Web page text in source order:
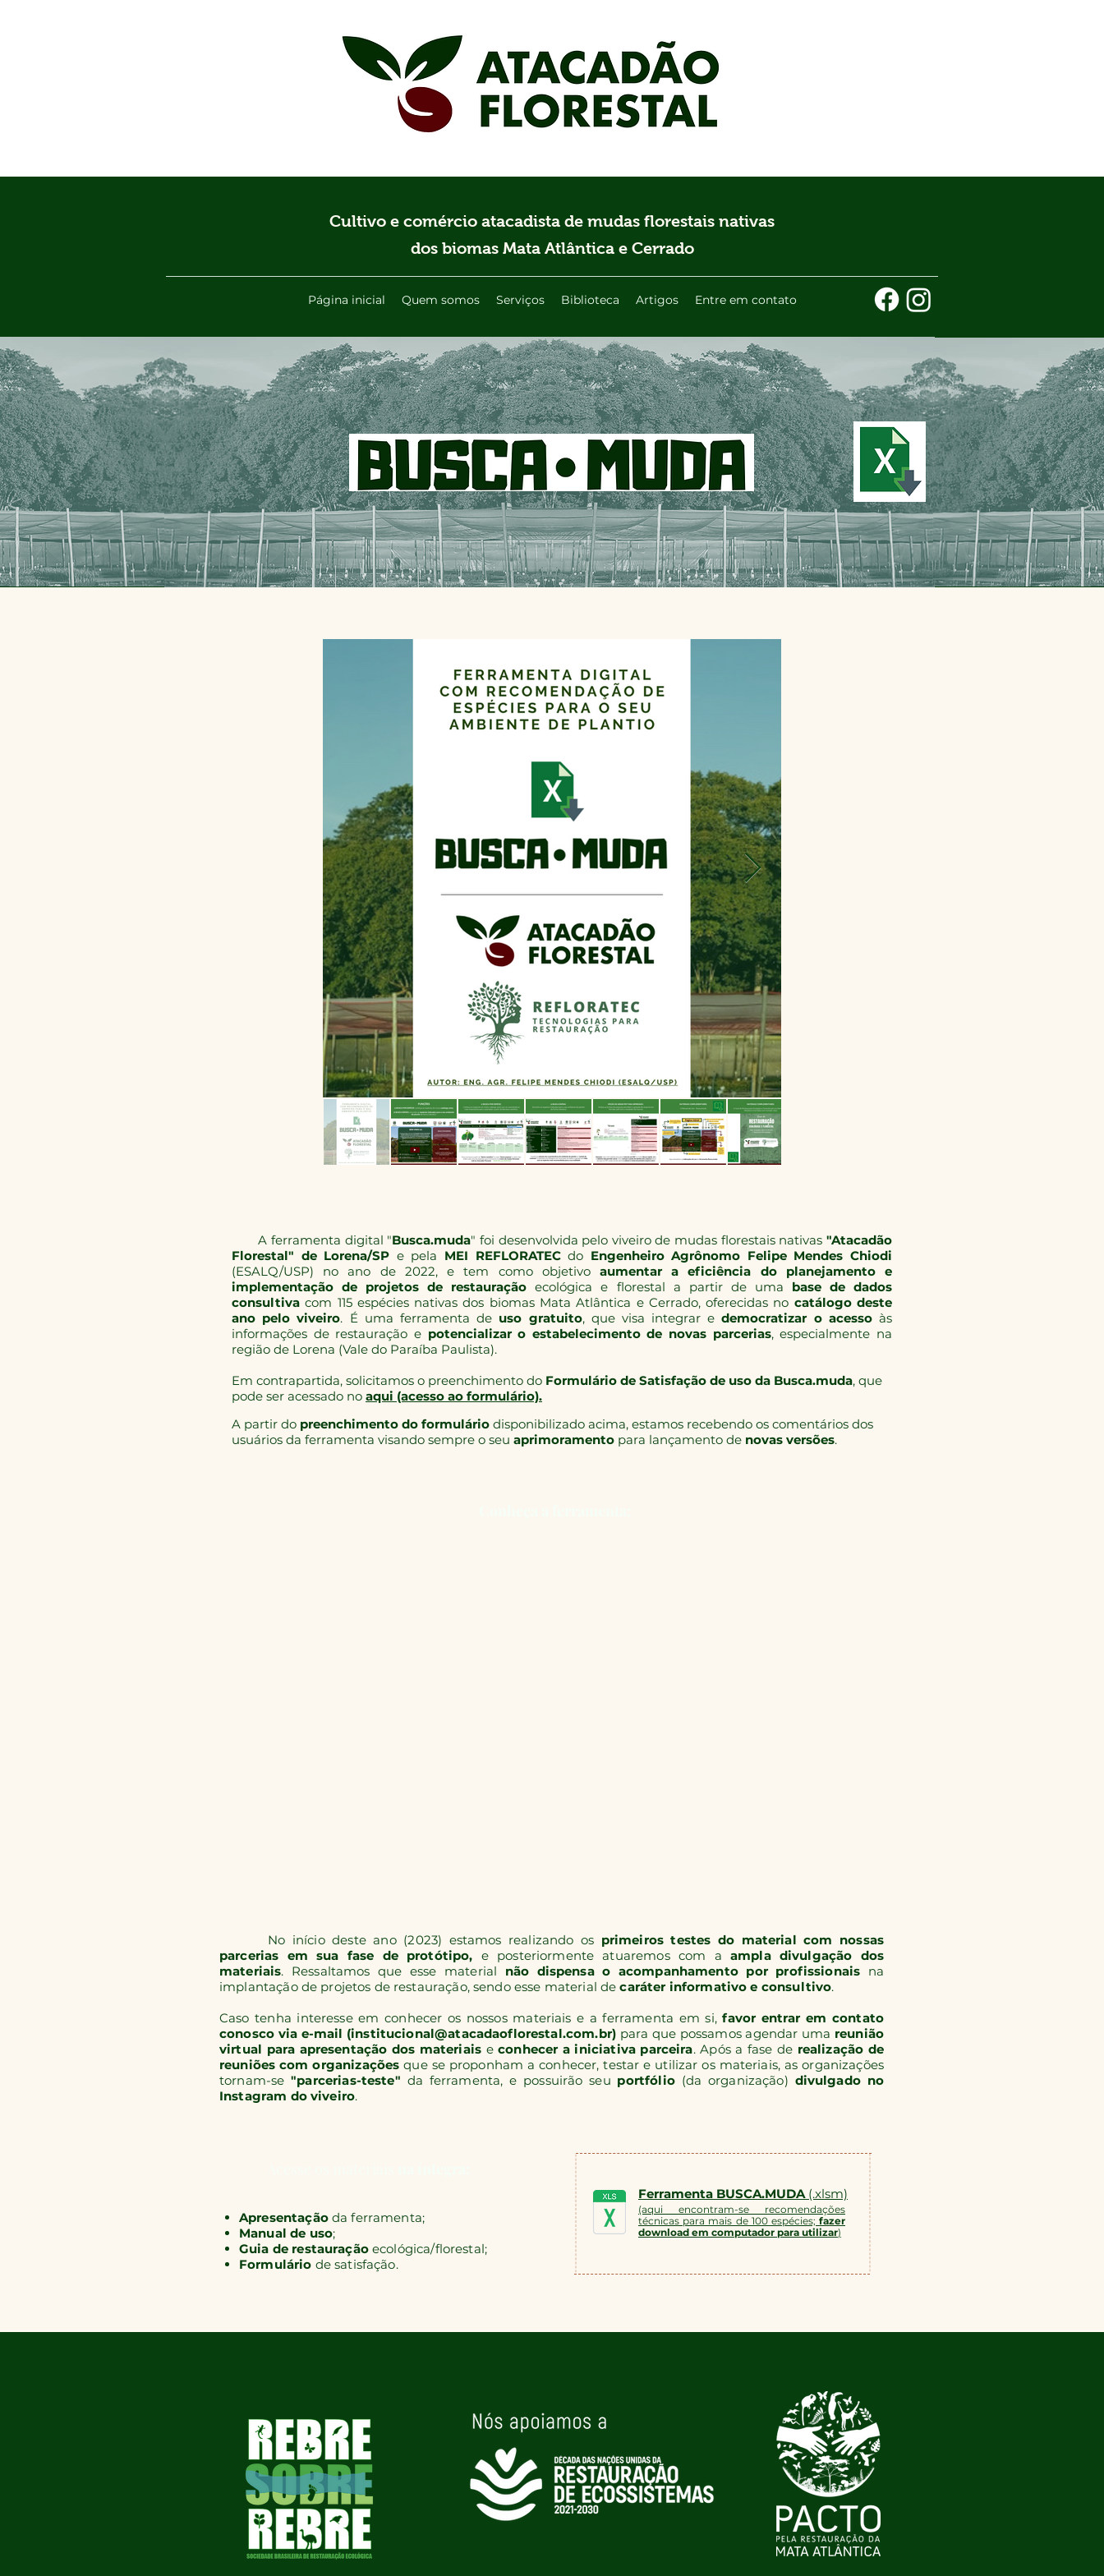
Cultivo e comércio atacadista de mudas florestais nativas
dos biomas Mata Atlântica e Cerrado
Página inicial Quem somos Serviços Biblioteca Artigos Entre em contato
A ferramenta digital "Busca.muda" foi desenvolvida pelo viveiro de mudas florestais nativas"Atacadão
Florestal" de Lorena/SP e pela MEI REFLORATECdo Engenheiro Agrônomo Felipe Mendes Chiodi
(ESALQ/USP) no ano de 2022, e tem como objetivoaumentar a eficiência do planejamento e
implementação de projetos de restauração ecológica e florestal a partir de uma base de dados
consultiva com 115 espécies nativas dos biomas Mata Atlântica e Cerrado, oferecidas no catálogo deste
ano pelo viveiro. É uma ferramenta de uso gratuito, que visa integrar edemocratizar o acessoàs
informações de restauração epotencializar o estabelecimento de novas parcerias, especialmente na
região de Lorena (Vale do Paraíba Paulista).
Em contrapartida, solicitamos o preenchimento do Formulário de Satisfação de uso da Busca.muda, que
pode ser acessado no aqui (acesso ao formulário).
A partir do preenchimento do formulário disponibilizado acima, estamos recebendo os comentários dos
usuários da ferramenta visando sempre o seu aprimoramento para lançamento de novas versões.
No início deste ano (2023) estamos realizando os primeiros testes do material com nossas
parcerias em sua fase de protótipo, e posteriormente atuaremos com a ampla divulgação dos
materiais. Ressaltamos que esse material não dispensa o acompanhamento por profissionais na
implantação de projetos de restauração, sendo esse material de caráter informativo e consultivo.
Caso tenha interesse em conhecer os nossos materiais e a ferramenta em si,favor entrar em contato
conosco via e-mail (institucional@atacadaoflorestal.com.br) para que possamos agendar uma reunião
virtual para apresentação dos materiais econhecer a iniciativa parceira. Após a fase de realização de
reuniões com organizaçõesque se proponham a conhecer, testar e utilizar os materiais, as organizações
tornam-se"parcerias-teste" da ferramenta, e possuirão seu portfólio(da organização) divulgado no
Instagram do viveiro.
Apresentaçãoda ferramenta;
Manual de uso;
Guia de restauração ecológica/florestal;
Formulário de satisfação.
Ferramenta BUSCA.MUDA(.xlsm)
(aqui encontram-se recomendações
técnicas para mais de 100 espécies; fazer
download em computador para utilizar)